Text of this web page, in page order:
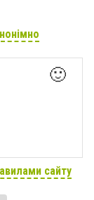
🙂
сайту